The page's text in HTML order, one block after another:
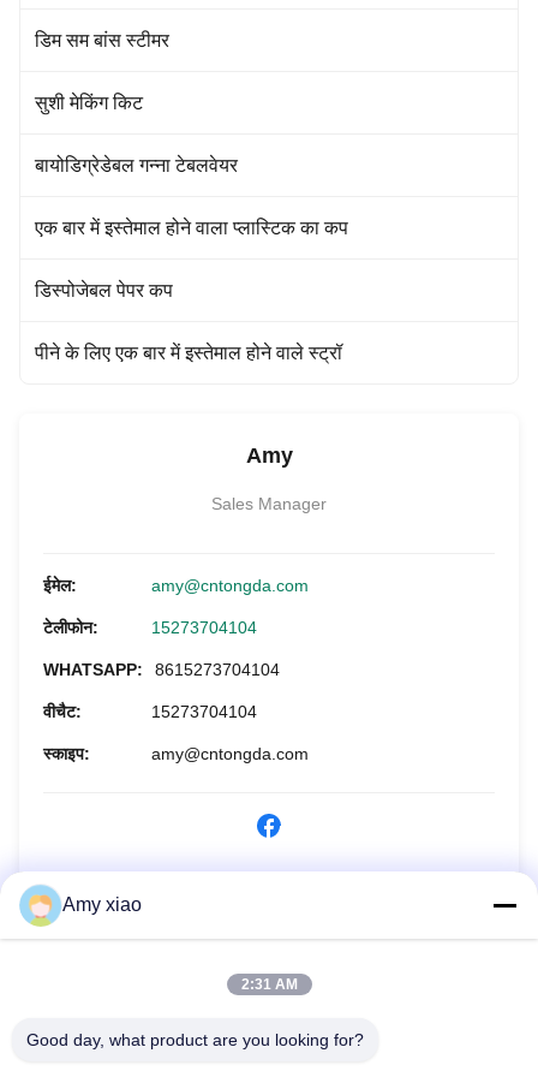
डिम सम बांस स्टीमर
सुशी मेकिंग किट
बायोडिग्रेडेबल गन्ना टेबलवेयर
एक बार में इस्तेमाल होने वाला प्लास्टिक का कप
डिस्पोजेबल पेपर कप
पीने के लिए एक बार में इस्तेमाल होने वाले स्ट्रॉ
Amy
Sales Manager
ईमेल: amy@cntongda.com
टेलीफोन: 15273704104
WHATSAPP: 8615273704104
वीचैट: 15273704104
स्काइप: amy@cntongda.com
Amy xiao
2:31 AM
Good day, what product are you looking for?